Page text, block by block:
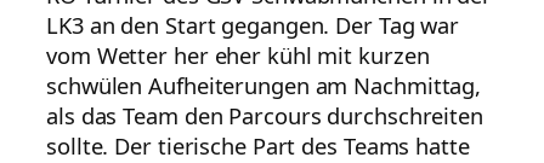
LK3 an den Start gegangen. Der Tag war
vom Wetter her eher kühl mit kurzen
schwülen Aufheiterungen am Nachmittag,
als das Team den Parcours durchschreiten
sollte. Der tierische Part des Teams hatte